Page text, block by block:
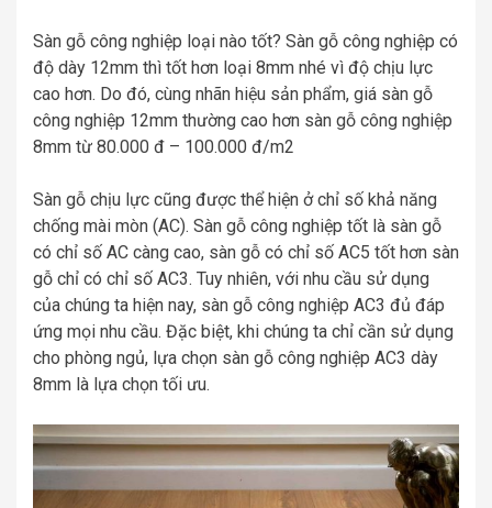
Sàn gỗ công nghiệp loại nào tốt? Sàn gỗ công nghiệp có
độ dày 12mm thì tốt hơn loại 8mm nhé vì độ chịu lực
cao hơn. Do đó, cùng nhãn hiệu sản phẩm, giá sàn gỗ
công nghiệp 12mm thường cao hơn sàn gỗ công nghiệp
8mm từ 80.000 đ – 100.000 đ/m2
Sàn gỗ chịu lực cũng được thể hiện ở chỉ số khả năng
chống mài mòn (AC). Sàn gỗ công nghiệp tốt là sàn gỗ
có chỉ số AC càng cao, sàn gỗ có chỉ số AC5 tốt hơn sàn
gỗ chỉ có chỉ số AC3. Tuy nhiên, với nhu cầu sử dụng
của chúng ta hiện nay, sàn gỗ công nghiệp AC3 đủ đáp
ứng mọi nhu cầu. Đặc biệt, khi chúng ta chỉ cần sử dụng
cho phòng ngủ, lựa chọn sàn gỗ công nghiệp AC3 dày
8mm là lựa chọn tối ưu.